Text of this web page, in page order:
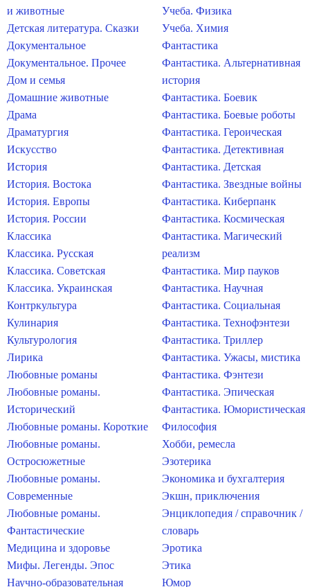
и животные
Детская литература. Сказки
Документальное
Документальное. Прочее
Дом и семья
Домашние животные
Драма
Драматургия
Искусство
История
История. Востока
История. Европы
История. России
Классика
Классика. Русская
Классика. Советская
Классика. Украинская
Контркультура
Кулинария
Культурология
Лирика
Любовные романы
Любовные романы.
Исторический
Любовные романы. Короткие
Любовные романы.
Остросюжетные
Любовные романы.
Современные
Любовные романы.
Фантастические
Медицина и здоровье
Мифы. Легенды. Эпос
Научно-образовательная
Учеба. Физика
Учеба. Химия
Фантастика
Фантастика. Альтернативная
история
Фантастика. Боевик
Фантастика. Боевые роботы
Фантастика. Героическая
Фантастика. Детективная
Фантастика. Детская
Фантастика. Звездные войны
Фантастика. Киберпанк
Фантастика. Космическая
Фантастика. Магический
реализм
Фантастика. Мир пауков
Фантастика. Научная
Фантастика. Социальная
Фантастика. Технофэнтези
Фантастика. Триллер
Фантастика. Ужасы, мистика
Фантастика. Фэнтези
Фантастика. Эпическая
Фантастика. Юмористическая
Философия
Хобби, ремесла
Эзотерика
Экономика и бухгалтерия
Экшн, приключения
Энциклопедия / справочник /
словарь
Эротика
Этика
Юмор